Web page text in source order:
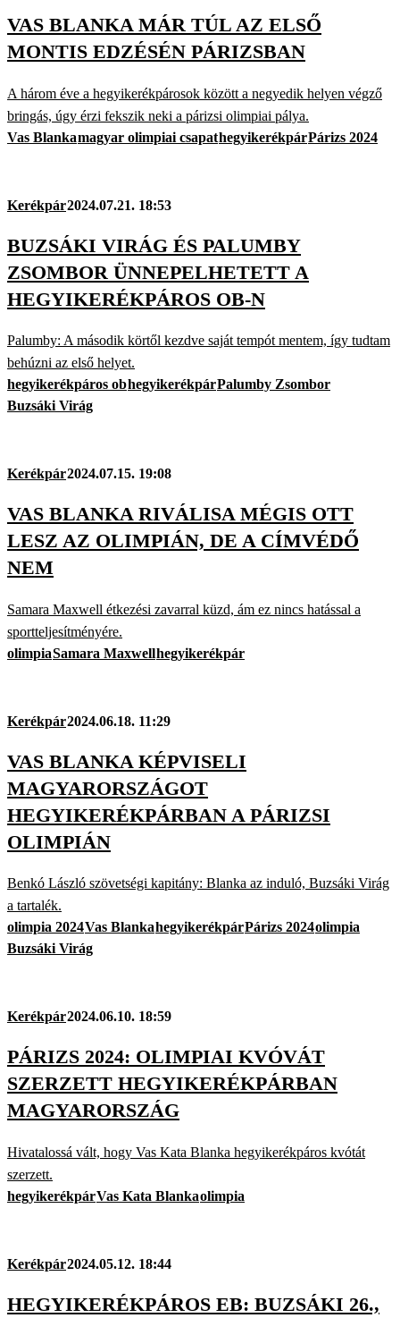
VAS BLANKA MÁR TÚL AZ ELSŐ
MONTIS EDZÉSÉN PÁRIZSBAN
A három éve a hegyikerékpárosok között a negyedik helyen végző
bringás, úgy érzi fekszik neki a párizsi olimpiai pálya.
Vas Blankamagyar olimpiai csapathegyikerékpárPárizs 2024
Kerékpár2024.07.21. 18:53
BUZSÁKI VIRÁG ÉS PALUMBY
ZSOMBOR ÜNNEPELHETETT A
HEGYIKERÉKPÁROS OB-N
Palumby: A második körtől kezdve saját tempót mentem, így tudtam
behúzni az első helyet.
hegyikerékpáros obhegyikerékpárPalumby Zsombor
Buzsáki Virág
Kerékpár2024.07.15. 19:08
VAS BLANKA RIVÁLISA MÉGIS OTT
LESZ AZ OLIMPIÁN, DE A CÍMVÉDŐ
NEM
Samara Maxwell étkezési zavarral küzd, ám ez nincs hatással a
sportteljesítményére.
olimpiaSamara Maxwellhegyikerékpár
Kerékpár2024.06.18. 11:29
VAS BLANKA KÉPVISELI
MAGYARORSZÁGOT
HEGYIKERÉKPÁRBAN A PÁRIZSI
OLIMPIÁN
Benkó László szövetségi kapitány: Blanka az induló, Buzsáki Virág
a tartalék.
olimpia 2024Vas BlankahegyikerékpárPárizs 2024olimpia
Buzsáki Virág
Kerékpár2024.06.10. 18:59
PÁRIZS 2024: OLIMPIAI KVÓVÁT
SZERZETT HEGYIKERÉKPÁRBAN
MAGYARORSZÁG
Hivatalossá vált, hogy Vas Kata Blanka hegyikerékpáros kvótát
szerzett.
hegyikerékpárVas Kata Blankaolimpia
Kerékpár2024.05.12. 18:44
HEGYIKERÉKPÁROS EB: BUZSÁKI 26.,